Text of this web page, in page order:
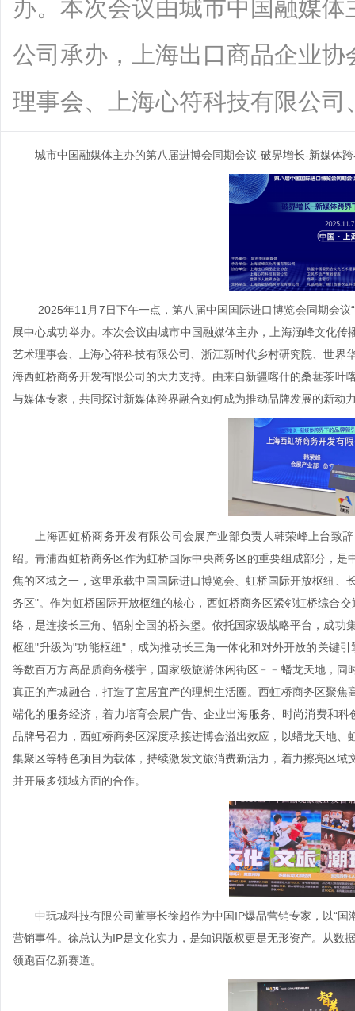
办。本次会议由城市中国融媒
公司承办，上海出口商品企业
理事会、上海心符科技有限公司
城市中国融媒体主办的第八届进博会同期会议-破界增长-新媒体跨
2025年11月7日下午一点，第八届中国国际进口博览会同期会议
展中心成功举办。本次会议由城市中国融媒体主办，上海涵峰文化
艺术理事会、上海心符科技有限公司、浙江新时代乡村研究院、世界
海西虹桥商务开发有限公司的大力支持。由来自新疆喀什的桑葚茶叶
与媒体专家，共同探讨新媒体跨界融合如何成为推动品牌发展的新动
上海西虹桥商务开发有限公司会展产业部负责人韩荣峰上台致
绍。青浦西虹桥商务区作为虹桥国际中央商务区的重要组成部分，
焦的区域之一，这里承载中国国际进口博览会、虹桥国际开放枢纽
务区"。作为虹桥国际开放枢纽的核心，西虹桥商务区紧邻虹桥综合
络，是连接长三角、辐射全国的桥头堡。依托国家级战略平台，成
枢纽"升级为"功能枢纽"，成为推动长三角一体化和对外开放的关键
等数百万方高品质商务楼宇，国家级旅游休闲街区﹣﹣蟠龙天地，
真正的产城融合，打造了宜居宜产的理想生活圈。西虹桥商务区聚
端化的服务经济，着力培育会展广告、企业出海服务、时尚消费和
品牌号召力，西虹桥商务区深度承接进博会溢出效应，以蟠龙天地
集聚区等特色项目为载体，持续激发文旅消费新活力，着力擦亮区
并开展多领域方面的合作。
中玩城科技有限公司董事长徐超作为中国IP爆品营销专家，以“国
营销事件。徐总认为IP是文化实力，是知识版权更是无形资产。从数
领跑百亿新赛道。